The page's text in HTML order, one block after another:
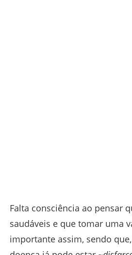
Falta consciência ao pensar
saudáveis e que tomar uma
importante assim, sendo